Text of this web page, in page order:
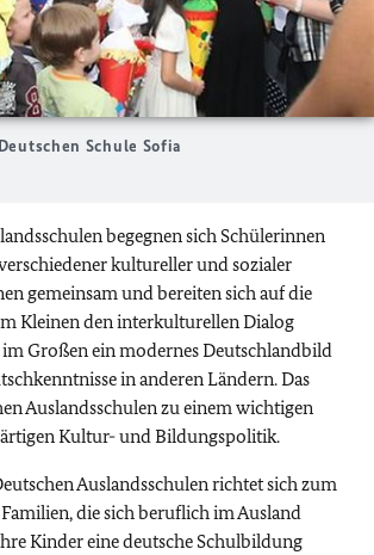
Schule Sofia
begegnen sich Schülerinnen
kultureller und sozialer
gemeinsam und bereiten sich auf die
Kleinen den interkulturellen Dialog
Großen ein modernes Deutschlandbild
in anderen Ländern. Das
Auslandsschulen zu einem wichtigen
Kultur- und Bildungspolitik.
Auslandsschulen richtet sich zum
die sich beruflich im Ausland
Kinder eine deutsche Schulbildung